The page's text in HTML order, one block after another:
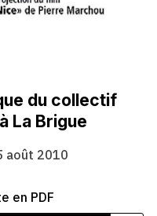
du collectif
La Brigue
août 2010
en PDF